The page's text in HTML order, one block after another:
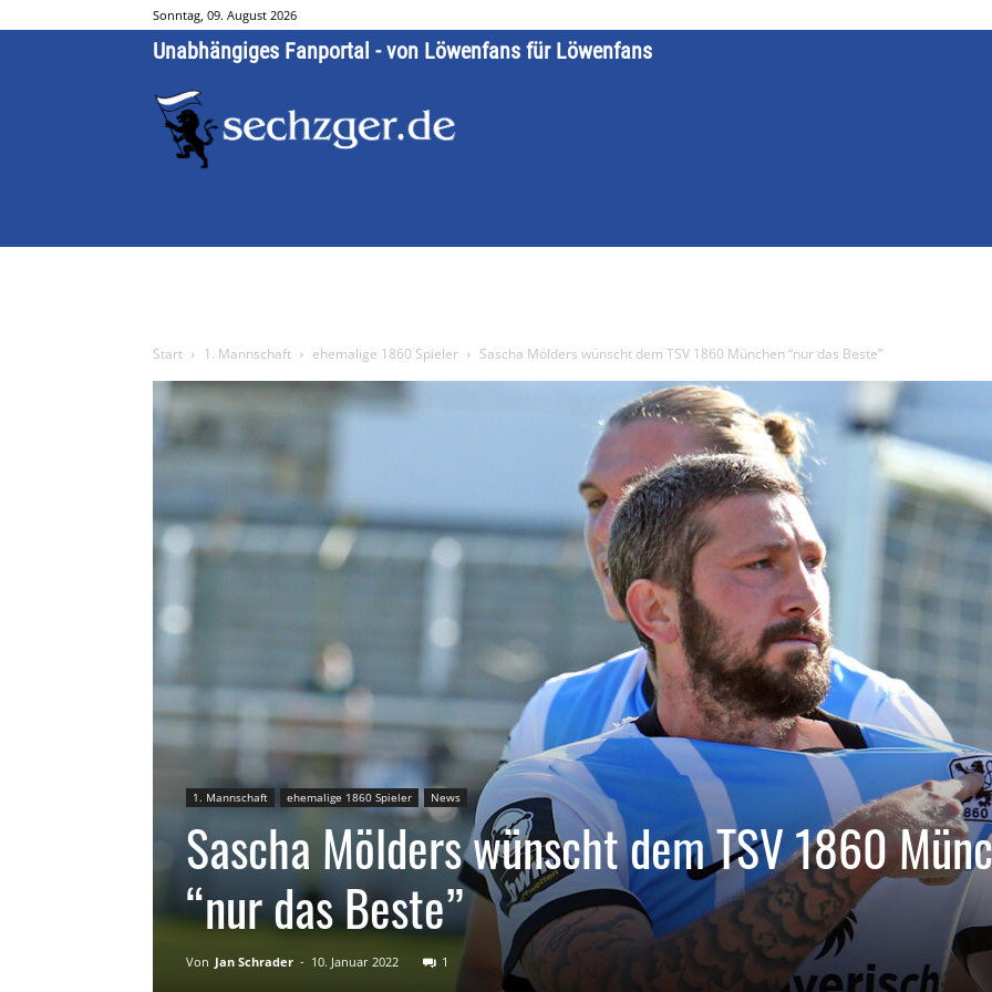
Sonntag, 09. August 2026
Unabhängiges Fanportal - von Löwenfans für Löwenfans
Start 1. Mannschaft ehemalige 1860 Spieler Sascha Mölders wünscht dem TSV 1860 München “nur das Beste”
1. Mannschaft ehemalige 1860 Spieler News
Sascha Mölders wünscht dem TSV 1860
“nur das Beste”
Von Jan Schrader - 10. Januar 2022 1